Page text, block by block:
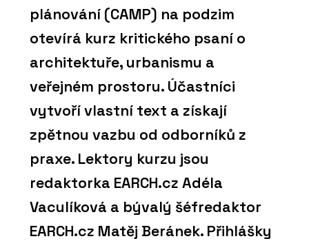
plánování (CAMP) na podzim
otevírá kurz kritického psaní o
architektuře, urbanismu a
veřejném prostoru. Účastníci
vytvoří vlastní text a získají
zpětnou vazbu od odborníků z
praxe. Lektory kurzu jsou
redaktorka EARCH.cz Adéla
Vaculíková a bývalý šéfredaktor
EARCH.cz Matěj Beránek. Přihlášky